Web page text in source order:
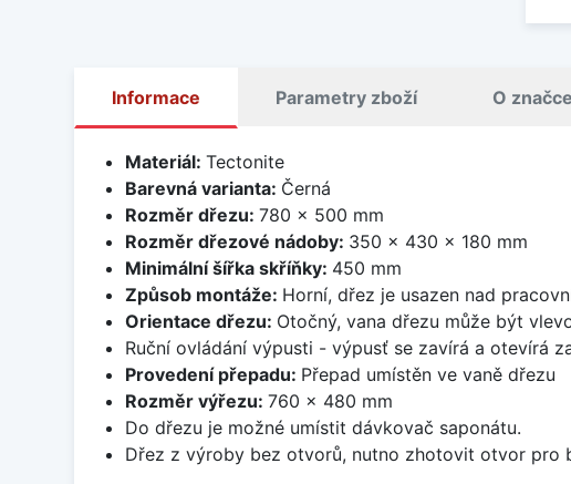
Informace Parametry zboží O
Materiál: Tectonite
Barevná varianta: Černá
Rozměr dřezu: 780 x 500 mm
Rozměr dřezové nádoby: 350 x 430 x 180 mm
Minimální šířka skříňky: 450 mm
Způsob montáže: Horní, dřez je usazen nad
Orientace dřezu: Otočný, vana dřezu může být
Ruční ovládání výpusti - výpusť se zavírá a otevírá
Provedení přepadu: Přepad umístěn ve vaně dřezu
Rozměr výřezu: 760 x 480 mm
Do dřezu je možné umístit dávkovač saponátu.
Dřez z výroby bez otvorů, nutno zhotovit otvor pro